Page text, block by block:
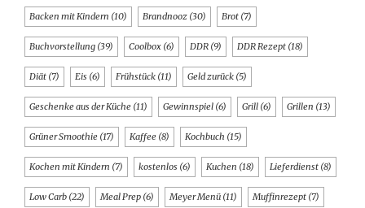
Backen mit Kindern (10) Brandnooz (30) Brot (7)
Buchvorstellung (39) Coolbox (6) DDR (9) DDR Rezept (18)
Diät (7) Eis (6) Frühstück (11) Geld zurück (5)
Geschenke aus der Küche (11) Gewinnspiel (6) Grill (6) Grillen (13)
Grüner Smoothie (17) Kaffee (8) Kochbuch (15)
Kochen mit Kindern (7) kostenlos (6) Kuchen (18) Lieferdienst (8)
Low Carb (22) Meal Prep (6) Meyer Menü (11) Muffinrezept (7)